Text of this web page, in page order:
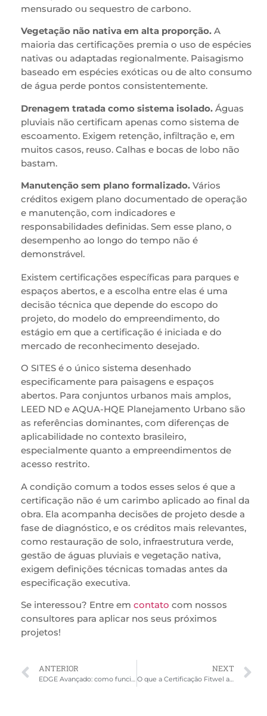
mensurado ou sequestro de carbono.
Vegetação não nativa em alta proporção. A
maioria das certificações premia o uso de espécies
nativas ou adaptadas regionalmente. Paisagismo
baseado em espécies exóticas ou de alto consumo
de água perde pontos consistentemente.
Drenagem tratada como sistema isolado. Águas
pluviais não certificam apenas como sistema de
escoamento. Exigem retenção, infiltração e, em
muitos casos, reuso. Calhas e bocas de lobo não
bastam.
Manutenção sem plano formalizado. Vários
créditos exigem plano documentado de operação
e manutenção, com indicadores e
responsabilidades definidas. Sem esse plano, o
desempenho ao longo do tempo não é
demonstrável.
Existem certificações específicas para parques e
espaços abertos, e a escolha entre elas é uma
decisão técnica que depende do escopo do
projeto, do modelo do empreendimento, do
estágio em que a certificação é iniciada e do
mercado de reconhecimento desejado.
O SITES é o único sistema desenhado
especificamente para paisagens e espaços
abertos. Para conjuntos urbanos mais amplos,
LEED ND e AQUA-HQE Planejamento Urbano são
as referências dominantes, com diferenças de
aplicabilidade no contexto brasileiro,
especialmente quanto a empreendimentos de
acesso restrito.
A condição comum a todos esses selos é que a
certificação não é um carimbo aplicado ao final da
obra. Ela acompanha decisões de projeto desde a
fase de diagnóstico, e os créditos mais relevantes,
como restauração de solo, infraestrutura verde,
gestão de águas pluviais e vegetação nativa,
exigem definições técnicas tomadas antes da
especificação executiva.
Se interessou? Entre em contato com nossos
consultores para aplicar nos seus próximos
projetos!
ANTERIOR NEXT
O que a Certificação Fitwel avalia em projetos comerciais: critérios, pontuação e aplicação prática